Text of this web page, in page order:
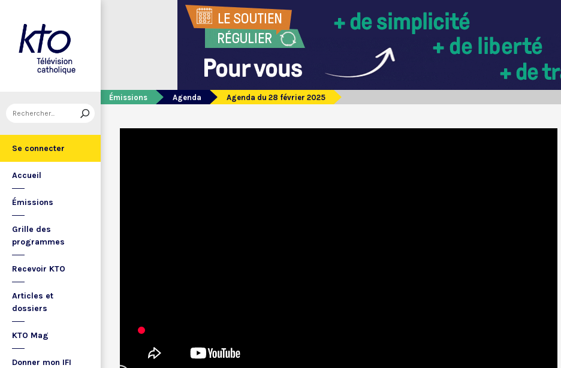
Se connecter
Accueil
Émissions
Grille des
programmes
Recevoir KTO
Articles et
dossiers
KTO Mag
Donner mon IFI
Émissions Agenda Agenda du 28 février 2025